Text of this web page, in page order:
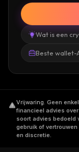
Wat is een
Beste wallet-
Vrijwaring. Geen
financieel advies
soort advies bedoeld
gebruik of
en discretie.